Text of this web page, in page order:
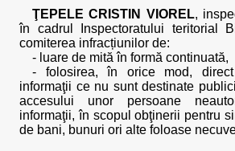
ŢEPELE CRISTIN VIOREL,
în cadrul Inspectoratului teritorial
comiterea infracțiunilor de:
- luare de mită în formă continuată,
- folosirea, în orice mod,
informaţii ce nu sunt destinate
accesului unor persoane
informaţii, în scopul obţinerii pentru
de bani, bunuri ori alte foloase